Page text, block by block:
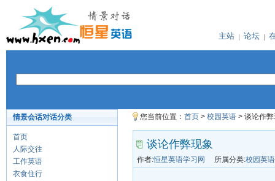
主站 论坛
情景会话对话分类
首页
人际交往
工作英语
衣食住行
您当前位置： 首页 > 校园英语 > 谈论作
谈论作弊现象
作者:恒星英语学习网 所属分类:校园英语